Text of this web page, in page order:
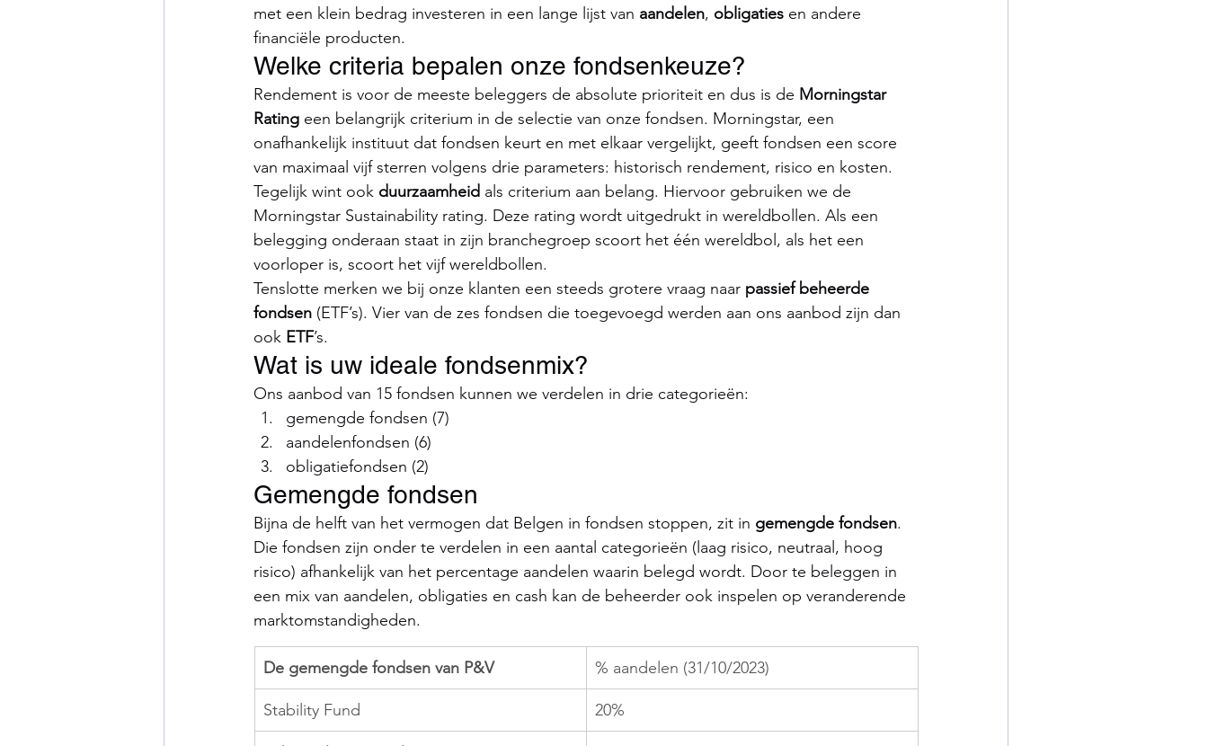
met een klein bedrag investeren in een lange lijst van aandelen, obligaties en andere
financiële producten.
Welke criteria bepalen onze fondsenkeuze?
Rendement is voor de meeste beleggers de absolute prioriteit en dus is de Morningstar
Rating een belangrijk criterium in de selectie van onze fondsen. Morningstar, een
onafhankelijk instituut dat fondsen keurt en met elkaar vergelijkt, geeft fondsen een score
van maximaal vijf sterren volgens drie parameters: historisch rendement, risico en kosten.
Tegelijk wint ook duurzaamheid als criterium aan belang. Hiervoor gebruiken we de
Morningstar Sustainability rating. Deze rating wordt uitgedrukt in wereldbollen. Als een
belegging onderaan staat in zijn branchegroep scoort het één wereldbol, als het een
voorloper is, scoort het vijf wereldbollen.
Tenslotte merken we bij onze klanten een steeds grotere vraag naar passief beheerde
fondsen (ETF’s). Vier van de zes fondsen die toegevoegd werden aan ons aanbod zijn dan
ook ETF’s.
Wat is uw ideale fondsenmix?
Ons aanbod van 15 fondsen kunnen we verdelen in drie categorieën:
gemengde fondsen (7)
aandelenfondsen (6)
obligatiefondsen (2)
Gemengde fondsen
Bijna de helft van het vermogen dat Belgen in fondsen stoppen, zit in gemengde fondsen.
Die fondsen zijn onder te verdelen in een aantal categorieën (laag risico, neutraal, hoog
risico) afhankelijk van het percentage aandelen waarin belegd wordt. Door te beleggen in
een mix van aandelen, obligaties en cash kan de beheerder ook inspelen op veranderende
marktomstandigheden.
De gemengde fondsen van P&V % aandelen (31/10/2023)
Stability Fund 20%